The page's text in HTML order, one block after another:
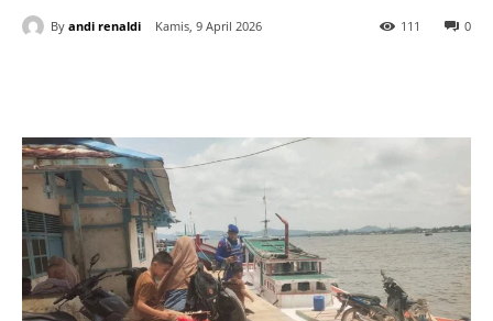
By andi renaldi Kamis, 9 April 2026 0
111